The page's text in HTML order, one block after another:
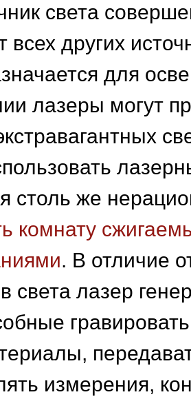
света
всех других
для
лазеры могут
столь же
комнату
. В отличие
света лазер
измерения,